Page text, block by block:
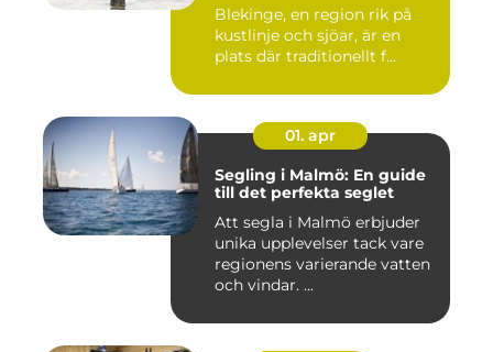
Blekinge, en region rik på
kustlinje och sjöar, är en
plats där traditionellt f...
01. apr
Segling i Malmö: En guide
till det perfekta seglet
Att segla i Malmö erbjuder
unika upplevelser tack vare
regionens varierande vatten
och vindar. ...